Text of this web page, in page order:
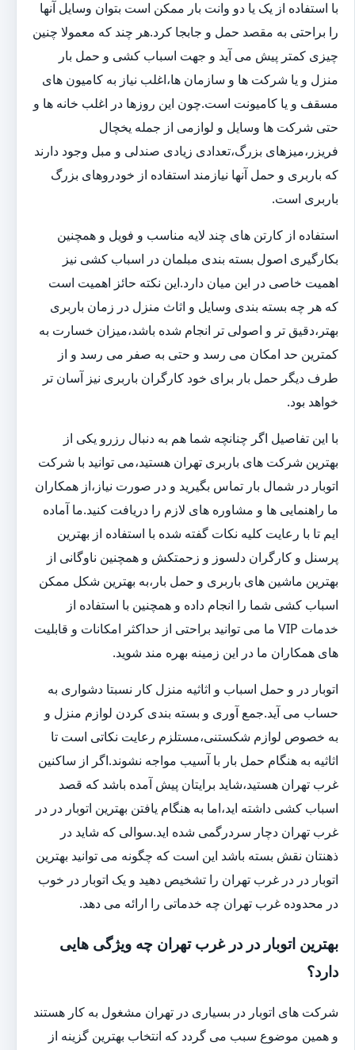
با استفاده از یک یا دو وانت بار ممکن است بتوان وسایل آنها
را براحتی به مقصد حمل و جابجا کرد.هر چند که معمولا چنین
چیزی کمتر پیش می آید و جهت اسباب کشی و حمل بار
منزل و یا شرکت ها و سازمان ها،اغلب نیاز به کامیون های
مسقف و یا کامیونت است.چون این روزها در اغلب خانه ها و
حتی شرکت ها وسایل و لوازمی از جمله یخچال
فریزر،میزهای بزرگ،تعدادی زیادی صندلی و مبل وجود دارند
که باربری و حمل آنها نیازمند استفاده از خودروهای بزرگ
باربری است.
استفاده از کارتن های چند لایه مناسب و فویل و همچنین
بکارگیری اصول بسته بندی مبلمان در اسباب کشی نیز
اهمیت خاصی در این میان دارد.این نکته حائز اهمیت است
که هر چه بسته بندی وسایل و اثاث منزل در زمان باربری
بهتر،دقیق تر و اصولی تر انجام شده باشد،میزان خسارت به
کمترین حد امکان می رسد و حتی به صفر می رسد و از
طرف دیگر حمل بار برای خود کارگران باربری نیز آسان تر
خواهد بود.
با این تفاصیل اگر چنانچه شما هم به دنبال رزرو یکی از
بهترین شرکت های باربری تهران هستید،می توانید با شرکت
اتوبار در شمال بار تماس بگیرید و در صورت نیاز،از همکاران
ما راهنمایی ها و مشاوره های لازم را دریافت کنید.ما آماده
ایم تا با رعایت کلیه نکات گفته شده با استفاده از بهترین
پرسنل و کارگران دلسوز و زحمتکش و همچنین ناوگانی از
بهترین ماشین های باربری و حمل بار،به بهترین شکل ممکن
اسباب کشی شما را انجام داده و همچنین با استفاده از
خدمات VIP ما می توانید براحتی از حداکثر امکانات و قابلیت
های همکاران ما در این زمینه بهره مند شوید.
اتوبار در و حمل اسباب و اثاثیه منزل کار نسبتا دشواری به
حساب می آید.جمع آوری و بسته بندی کردن لوازم منزل و
به خصوص لوازم شکستنی،مستلزم رعایت نکاتی است تا
اثاثیه به هنگام حمل بار با آسیب مواجه نشوند.اگر از ساکنین
غرب تهران هستید،شاید برایتان پیش آمده باشد که قصد
اسباب کشی داشته اید،اما به هنگام یافتن بهترین اتوبار در در
غرب تهران دچار سردرگمی شده اید.سوالی که شاید در
ذهنتان نقش بسته باشد این است که چگونه می توانید بهترین
اتوبار در در غرب تهران را تشخیص دهید و یک اتوبار در خوب
در محدوده غرب تهران چه خدماتی را ارائه می دهد.
بهترین اتوبار در در غرب تهران چه ویژگی هایی
دارد؟
شرکت های اتوبار در بسیاری در تهران مشغول به کار هستند
و همین موضوع سبب می گردد که انتخاب بهترین گزینه از